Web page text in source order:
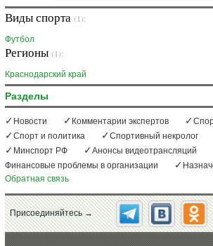
Виды спорта (1):
Футбол
Регионы (1):
Краснодарский край
Разделы
Новости Комментарии экспертов
Спорт и политика
Спортивный некролог
Минспорт РФ
Анонсы видеотрансляций
Финансовые проблемы в организации
Обратная связь
Присоединяйтесь →